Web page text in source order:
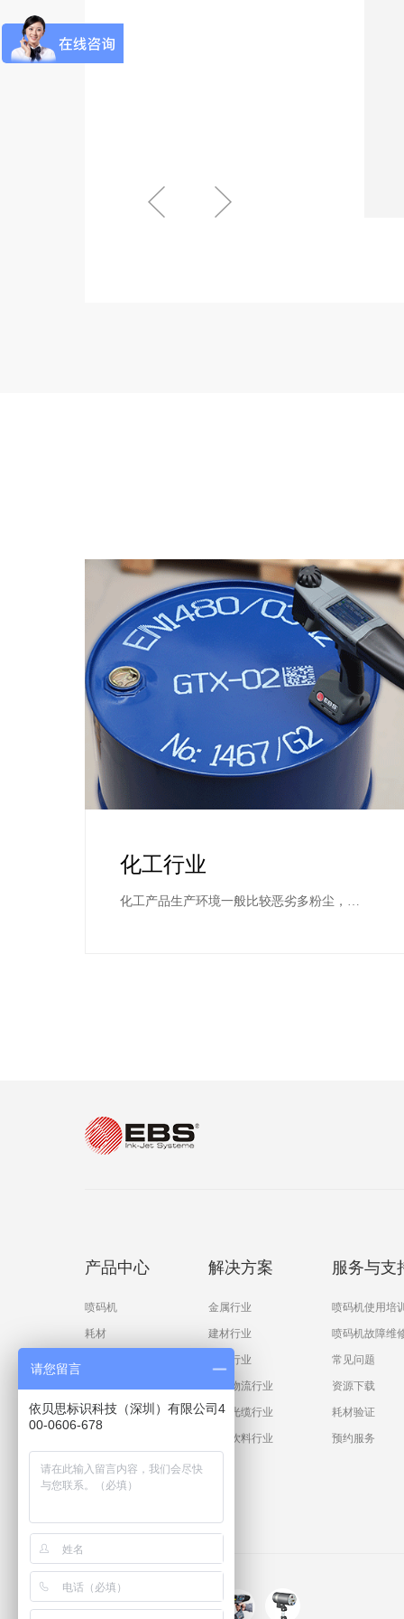
化工行业
化工产品生产环境一般比较恶劣多粉尘，所
产品中心
喷码机
耗材
解决方案
金属行业
建材行业
化工行业
仓储物流行业
电缆光缆行业
食品饮料行业
服务与支
喷码机使用培
喷码机故障维
常见问题
资源下载
耗材验证
预约服务
请您留言
依贝思标识科技（深圳）有限公司4
00-0606-678